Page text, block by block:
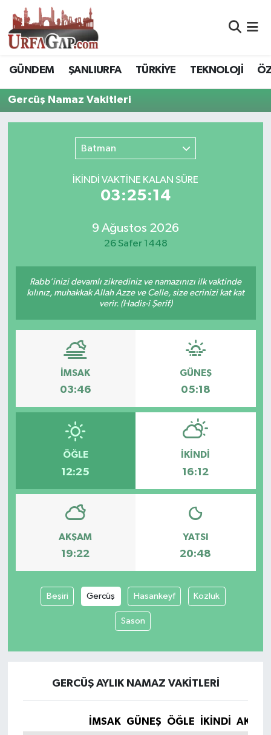
GÜNDEM ŞANLIURFA TÜRKİYE TEKNOLOJİ
Gercüş Namaz Vakitleri
Batman
İKINDI VAKTİNE KALAN SÜRE
03:25:14
9 Ağustos 2026
26 Safer 1448
Rabb’inizi devamlı zikrediniz ve namazınızı ilk vaktinde
kılınız, muhakkak Allah Azze ve Celle, size ecrinizi kat kat
verir. (Hadis-i Şerif)
İMSAK
03:46
GÜNEŞ
05:18
ÖĞLE
12:25
İKINDI
16:12
AKŞAM
19:22
YATSI
20:48
Beşiri Gercüş Hasankeyf Kozluk
Sason
GERCÜŞ AYLIK NAMAZ VAKITLERI
İMSAK GÜNEŞ ÖĞLE İKINDI
Nöbetçi Eczaneler
Hava Durumu
Namaz Vakitleri
Trafik Durumu
Tüm Manşetler
Son Dakika Haberleri